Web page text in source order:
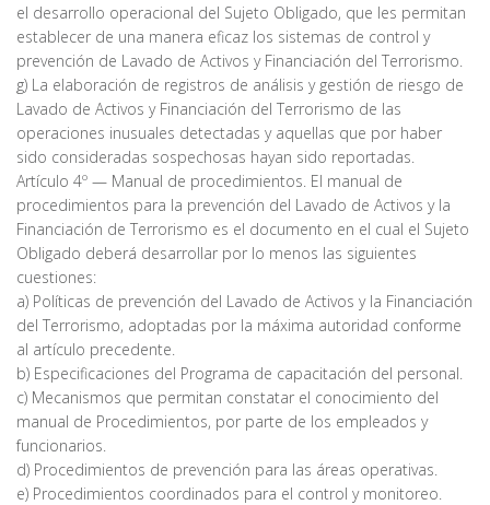
el desarrollo operacional del Sujeto Obligado, que les permitan
establecer de una manera eficaz los sistemas de control y
prevención de Lavado de Activos y Financiación del Terrorismo.
g) La elaboración de registros de análisis y gestión de riesgo de
Lavado de Activos y Financiación del Terrorismo de las
operaciones inusuales detectadas y aquellas que por haber
sido consideradas sospechosas hayan sido reportadas.
Artículo 4º — Manual de procedimientos. El manual de
procedimientos para la prevención del Lavado de Activos y la
Financiación de Terrorismo es el documento en el cual el Sujeto
Obligado deberá desarrollar por lo menos las siguientes
cuestiones:
a) Políticas de prevención del Lavado de Activos y la Financiación
del Terrorismo, adoptadas por la máxima autoridad conforme
al artículo precedente.
b) Especificaciones del Programa de capacitación del personal.
c) Mecanismos que permitan constatar el conocimiento del
manual de Procedimientos, por parte de los empleados y
funcionarios.
d) Procedimientos de prevención para las áreas operativas.
e) Procedimientos coordinados para el control y monitoreo.